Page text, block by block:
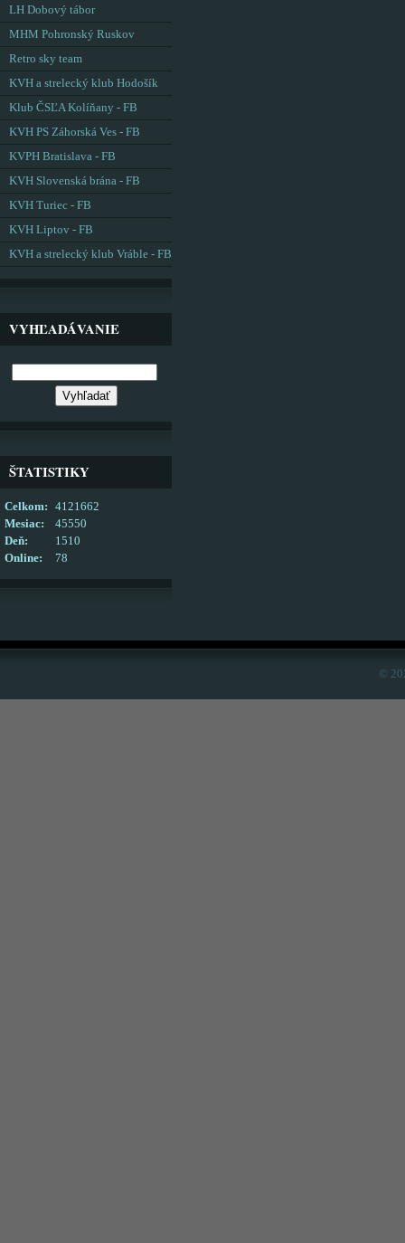
LH Dobový tábor
MHM Pohronský Ruskov
Retro sky team
KVH a strelecký klub Hodošík
Klub ČSĽA Kolíňany - FB
KVH PS Záhorská Ves - FB
KVPH Bratislava - FB
KVH Slovenská brána - FB
KVH Turiec - FB
KVH Liptov - FB
KVH a strelecký klub Vráble - FB
VYHĽADÁVANIE
ŠTATISTIKY
Online: 78
Celkom:
4121662
Mesiac:
45550
Deň:
1510
©